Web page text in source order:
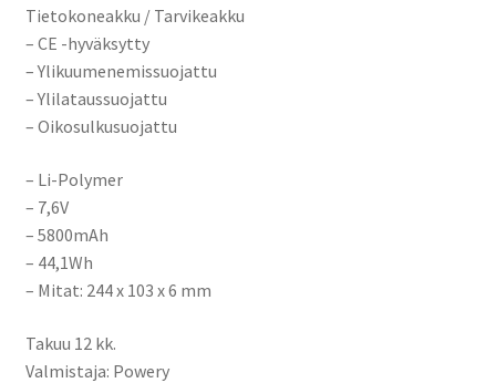
Tietokoneakku / Tarvikeakku
– CE -hyväksytty
– Ylikuumenemissuojattu
– Ylilataussuojattu
– Oikosulkusuojattu
– Li-Polymer
– 7,6V
– 5800mAh
– 44,1Wh
– Mitat: 244 x 103 x 6 mm
Takuu 12 kk.
Valmistaja: Powery